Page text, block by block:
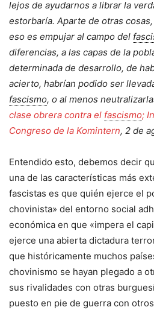
lejos de ayudarnos a librar la
estorbaría. Aparte de otras
eso es empujar al campo del
diferencias, a las capas de la
determinada de desarrollo, de
acierto, habrían podido ser
fascismo, o al menos
clase obrera contra el fascismo;
Congreso de la Komintern, 2 de
Entendido esto, debemos decir
una de las características más
fascistas es que quién ejerce el
chovinista» del entorno social
económica en que «impera el
ejerce una abierta dictadura
que históricamente muchos
chovinismo se hayan plegado a
sus rivalidades con otras
puesto en pie de guerra con